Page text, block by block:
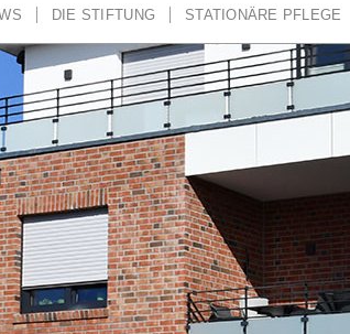
DIE STIFTUNG STATIONÄRE PFLEGE